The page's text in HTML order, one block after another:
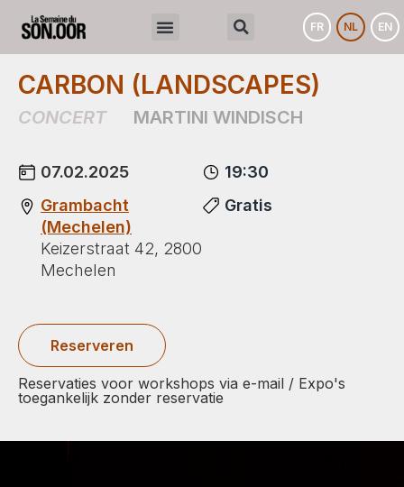
FR NL EN
CARBON (LANDSCAPES)
CONCERT MARTINI WINDISCH
07.02.2025
Grambacht
(Mechelen)
Keizerstraat 42, 2800
Mechelen
19:30
Gratis
Reserveren
Reservaties voor workshops via e-mail / Expo's
toegankelijk zonder reservatie